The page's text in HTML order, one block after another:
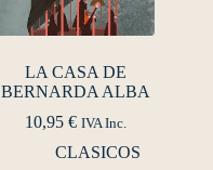
LA CASA DE
BERNARDA ALBA
10,95€ IVA Inc.
CLASICOS